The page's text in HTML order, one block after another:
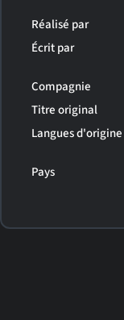
Réalisé par
Écrit par
Compagnie
Titre original
Langues d'origine
Pays